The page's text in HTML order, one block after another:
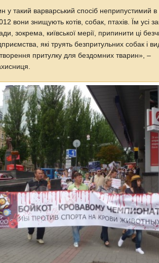
такий варварський спосіб неприпустимий в
вони знищують котів, собак, птахів. Їм усі
зокрема, київської мерії, припинити ці
які труять безпритульних собак і
притулку для бездомних тварин», –